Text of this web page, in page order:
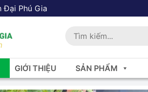
Đại Phú Gia
GIỚI THIỆU SẢN PHẨM